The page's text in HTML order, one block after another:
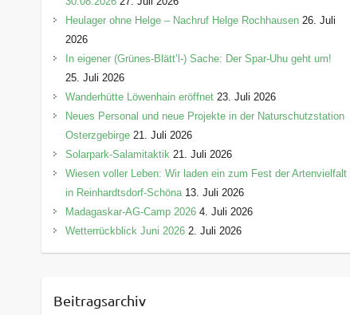
Heulager ohne Helge – Nachruf Helge Rochhausen 26. Juli
2026
In eigener (Grünes-Blätt’l-) Sache: Der Spar-Uhu geht um!
25. Juli 2026
Wanderhütte Löwenhain eröffnet 23. Juli 2026
Neues Personal und neue Projekte in der Naturschutzstation
Osterzgebirge 21. Juli 2026
Solarpark-Salamitaktik 21. Juli 2026
Wiesen voller Leben: Wir laden ein zum Fest der Artenvielfalt
in Reinhardtsdorf-Schöna 13. Juli 2026
Madagaskar-AG-Camp 2026 4. Juli 2026
Wetterrückblick Juni 2026 2. Juli 2026
Beitragsarchiv